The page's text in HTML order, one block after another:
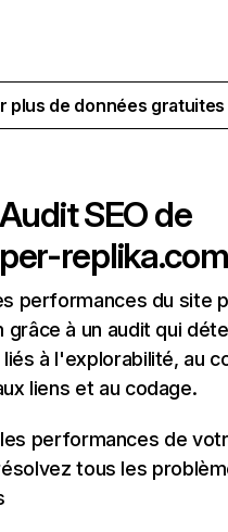
plus de données
Audit SEO de
replika.com
performances du site
grâce à un audit qui
à l'explorabilité, au
liens et au codage.
performances de
tous les